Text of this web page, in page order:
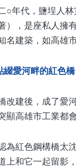
代，鹽埕人林
），是座私人擁
名建築，如高雄
綴愛河畔的紅色橋
建後，成了愛河
顯高雄市工業都
紅色鋼構橋太沈
上和它一起留影